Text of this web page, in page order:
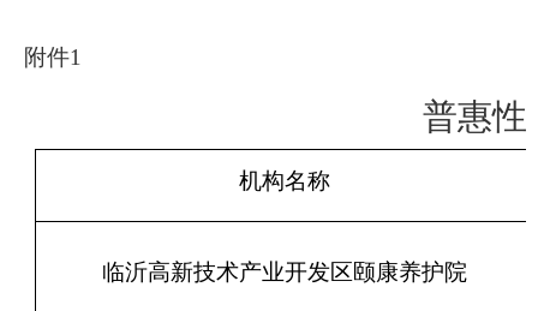
附件1
普惠性
机构名称
临沂高新技术产业开发区颐康养护院